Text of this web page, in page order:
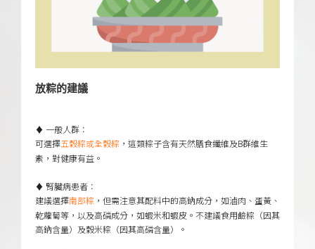
放粽的建議
♦ 一般人群：
可選擇五穀粽或全穀粽 ，這類粽子含有天然膳食纖維及B群維生
素，對健康有益。
♦ 腎臟病患者：
建議選擇南部粽 ，但需注意其配料中的高鈉成分，如滷肉、蛋黃、
乾蘿蔔等，以及高磷成分，如蝦米和蝦皮。不建議食用鹼粽（因其
高鈉含量）及穀米粽（因其高磷含量）。